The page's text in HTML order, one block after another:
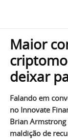
Maior
deixar
Falando em
no Innovate
Brian Armstrong
maldição de